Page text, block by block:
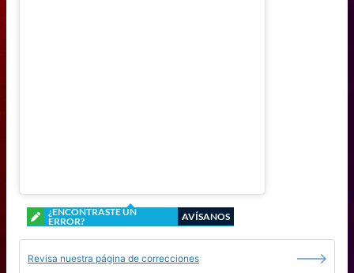
¿ENCONTRASTE UN
ERROR?
AVÍSANOS
Revisa nuestra página de correcciones